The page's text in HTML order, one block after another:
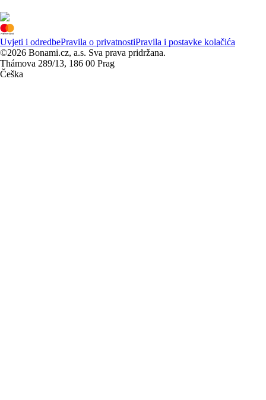
Uvjeti i odredbePravila o privatnostiPravila i postavke kolačića
©2026 Bonami.cz, a.s. Sva prava pridržana.
Thámova 289/13, 186 00 Prag
Češka